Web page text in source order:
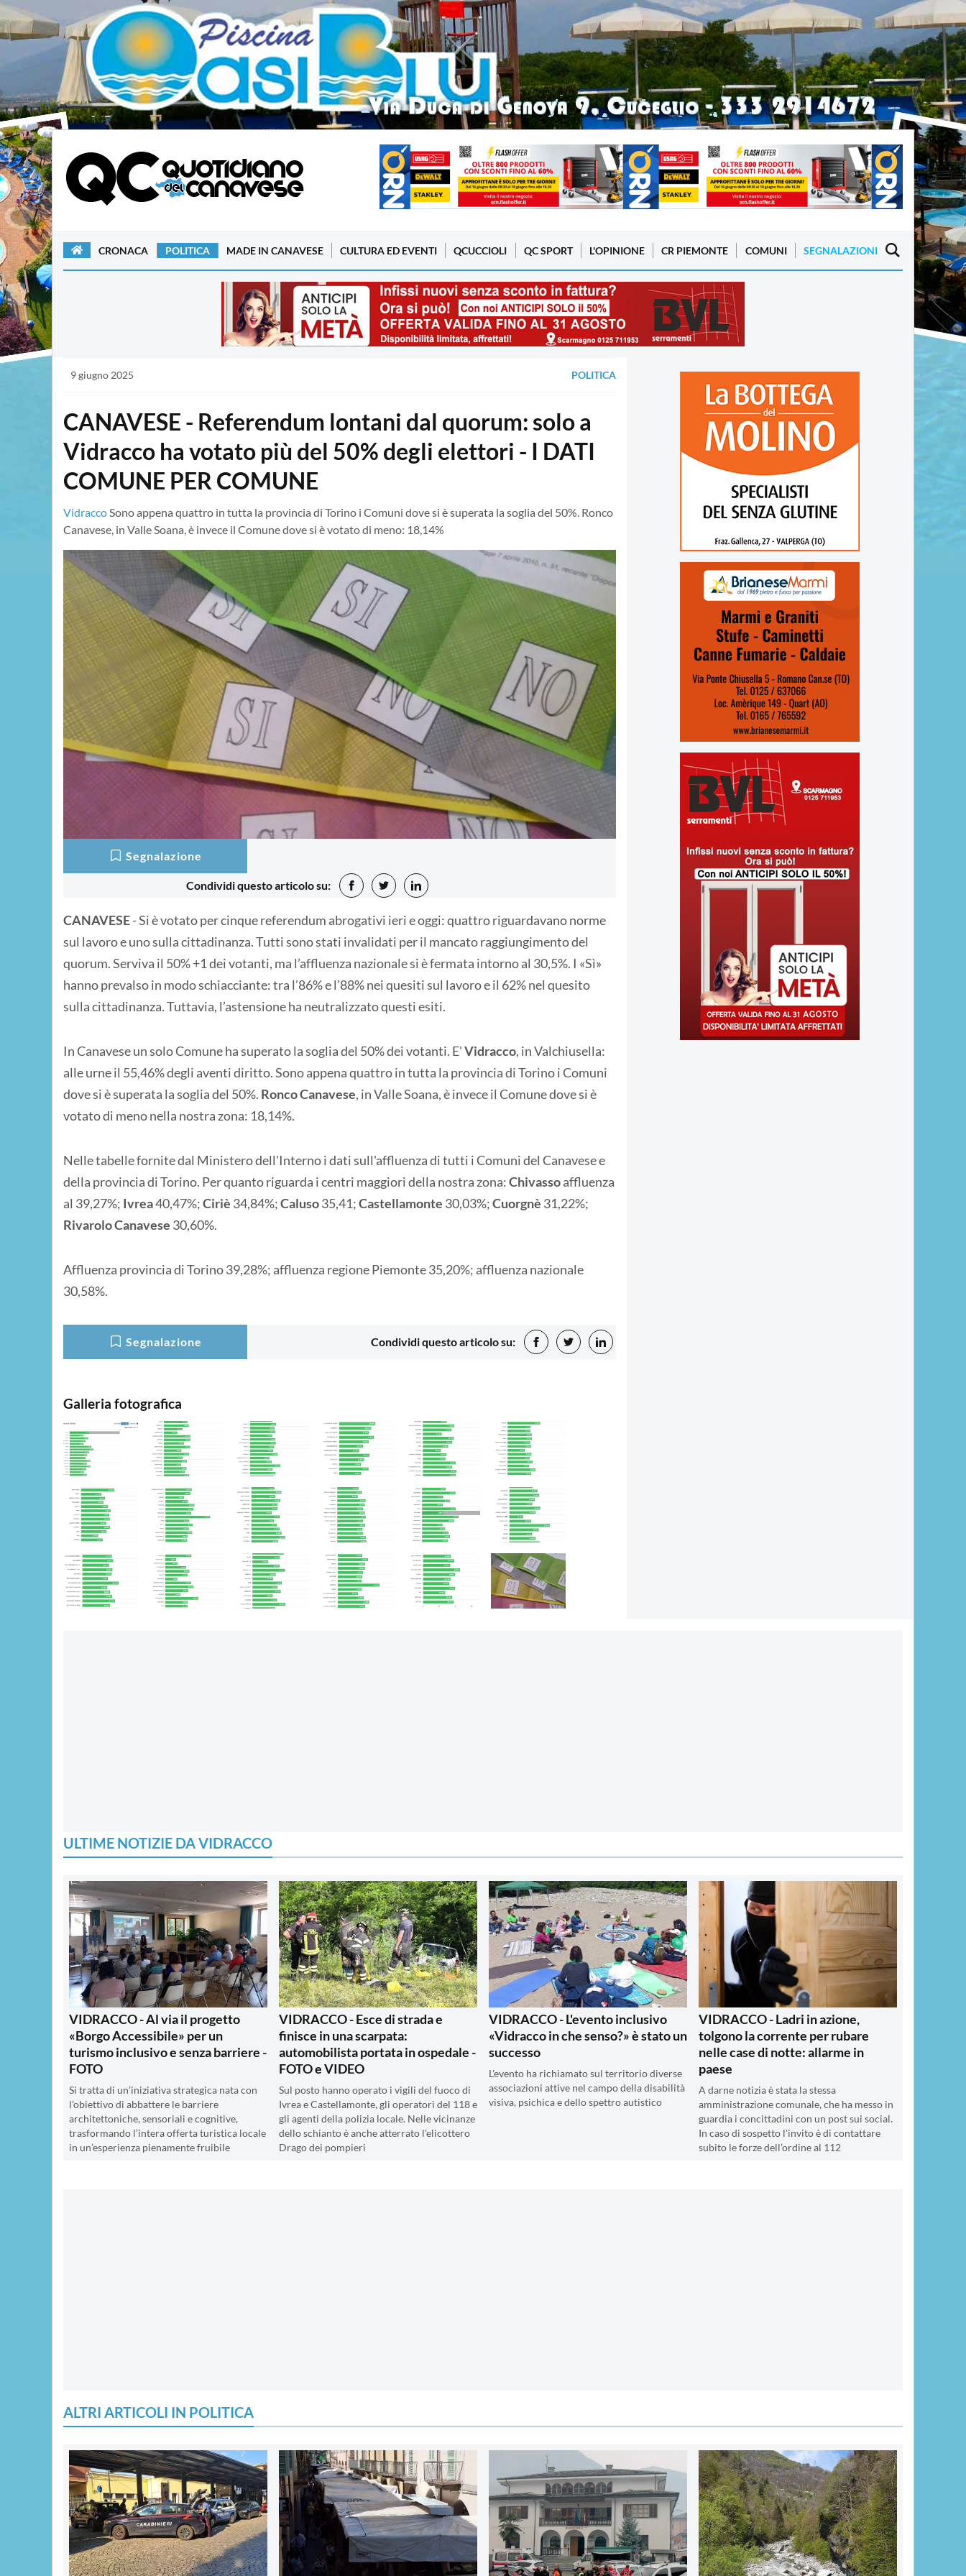
CRONACA POLITICA MADE IN CANAVESE CULTURA ED EVENTI QCUCCIOLI QC SPORT L'OPINIONE CR PIEMONTE COMUNI SEGNALAZIONI
9 giugno 2025 POLITICA
CANAVESE - Referendum lontani dal quorum: solo a
Vidracco ha votato più del 50% degli elettori - I DATI
COMUNE PER COMUNE
VidraccoSono appena quattro in tutta la provincia di Torino i Comuni dove si è superata la soglia del 50%. Ronco
Canavese, in Valle Soana, è invece il Comune dove si è votato di meno: 18,14%
Segnalazione
Condividi questo articolo su:
CANAVESE- Si è votato per cinque referendum abrogativi ieri e oggi: quattro riguardavano norme
sul lavoro e uno sulla cittadinanza. Tutti sono stati invalidati per il mancato raggiungimento del
quorum. Serviva il 50% +1 dei votanti, ma l’affluenza nazionale si è fermata intorno al 30,5%. I «Sì»
hanno prevalso in modo schiacciante: tra l’86% e l’88% nei quesiti sul lavoro e il 62% nel quesito
sulla cittadinanza. Tuttavia, l’astensione ha neutralizzato questi esiti.
In Canavese un solo Comune ha superato la soglia del 50% dei votanti. E'Vidracco, in Valchiusella:
alle urne il 55,46% degli aventi diritto. Sono appena quattro in tutta la provincia di Torino i Comuni
dove si è superata la soglia del 50%. Ronco Canavese, in Valle Soana, è invece il Comune dove si è
votato di meno nella nostra zona: 18,14%.
Nelle tabelle fornite dal Ministero dell'Interno i dati sull'affluenza di tutti i Comuni del Canavese e
della provincia di Torino. Per quanto riguarda i centri maggiori della nostra zona:Chivassoaffluenza
al 39,27%; Ivrea40,47%;Ciriè 34,84%;Caluso35,41;Castellamonte 30,03%;Cuorgnè 31,22%;
Rivarolo Canavese 30,60%.
Affluenza provincia di Torino 39,28%; affluenza regione Piemonte 35,20%; affluenza nazionale
30,58%.
Segnalazione Condividi questo articolo su:
Galleria fotografica
ULTIME NOTIZIE DA VIDRACCO
VIDRACCO - Al via il progetto
«Borgo Accessibile» per un
turismo inclusivo e senza barriere -
FOTO
Si tratta di un’iniziativa strategica nata con
l'obiettivo di abbattere le barriere
architettoniche, sensoriali e cognitive,
trasformando l’intera offerta turistica locale
in un’esperienza pienamente fruibile
VIDRACCO - Esce di strada e
finisce in una scarpata:
automobilista portata in ospedale -
FOTO e VIDEO
Sul posto hanno operato i vigili del fuoco di
Ivrea e Castellamonte, gli operatori del 118 e
gli agenti della polizia locale. Nelle vicinanze
dello schianto è anche atterrato l'elicottero
Drago dei pompieri
VIDRACCO - L'evento inclusivo
«Vidracco in che senso?» è stato un
successo
L'evento ha richiamato sul territorio diverse
associazioni attive nel campo della disabilità
visiva, psichica e dello spettro autistico
VIDRACCO - Ladri in azione,
tolgono la corrente per rubare
nelle case di notte: allarme in
paese
A darne notizia è stata la stessa
amministrazione comunale, che ha messo in
guardia i concittadini con un post sui social.
In caso di sospetto l'invito è di contattare
subito le forze dell’ordine al 112
ALTRI ARTICOLI IN POLITICA